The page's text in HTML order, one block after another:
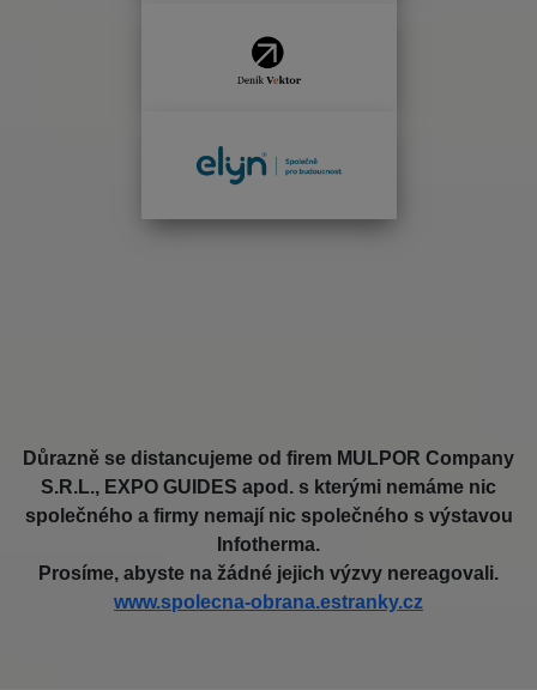
Důrazně se distancujeme od firem MULPOR Company
S.R.L., EXPO GUIDES apod. s kterými nemáme nic
společného a firmy nemají nic společného s výstavou
Infotherma.
Prosíme, abyste na žádné jejich výzvy nereagovali.
www.spolecna-obrana.estranky.cz